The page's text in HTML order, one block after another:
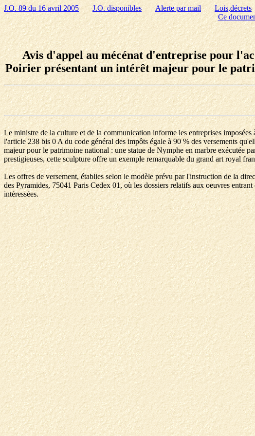
J.O. 89 du 16 avril 2005 J.O. disponibles Alerte par mail Lois,décrets
Ce
Avis d'appel au mécénat d'entreprise pour
Poirier présentant un intérêt majeur pour le
Le ministre de la culture et de la communication informe les entreprises
l'article 238 bis 0 A du code général des impôts égale à 90 % des versements
majeur pour le patrimoine national : une statue de Nymphe en marbre exécutée
prestigieuses, cette sculpture offre un exemple remarquable du grand art royal
Les offres de versement, établies selon le modèle prévu par l'instruction de la
des Pyramides, 75041 Paris Cedex 01, où les dossiers relatifs aux oeuvres
intéressées.